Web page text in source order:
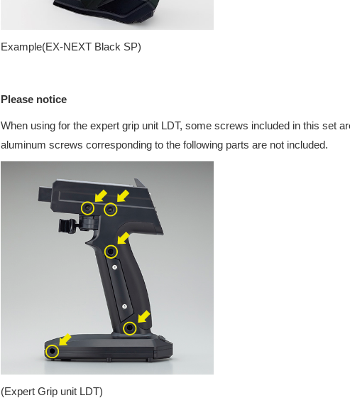
Example(EX-NEXT Black SP)
Please notice
When using for the expert grip unit LDT, some screws included in this set
aluminum screws corresponding to the following parts are not included.
(Expert Grip unit LDT)